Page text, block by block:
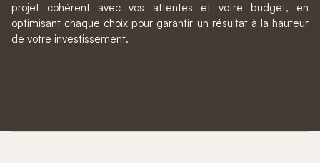
projet cohérent avec vos attentes et votre budget, en
optimisant chaque choix pour garantir un résultat à la hauteur
de votre investissement.